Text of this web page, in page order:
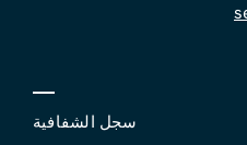
سجل الشفافية